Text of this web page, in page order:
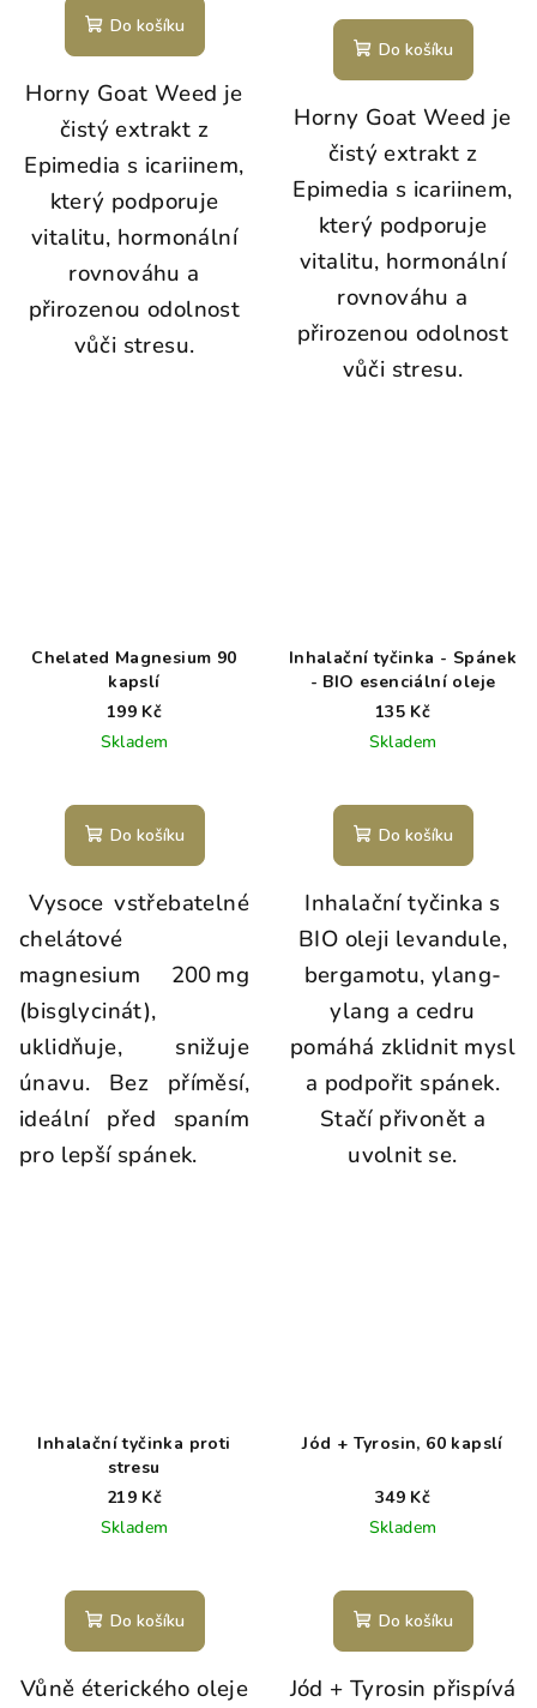
Do košíku
Horny Goat Weed je
čistý extrakt z
Epimedia s icariinem,
který podporuje
vitalitu, hormonální
rovnováhu a
přirozenou odolnost
vůči stresu.
Do košíku
Horny Goat Weed je
čistý extrakt z
Epimedia s icariinem,
který podporuje
vitalitu, hormonální
rovnováhu a
přirozenou odolnost
vůči stresu.
Chelated Magnesium 90
kapslí
199 Kč
Skladem
Do košíku
Vysoce vstřebatelné
chelátové
magnesium 200 mg
(bisglycinát),
uklidňuje, snižuje
únavu. Bez příměsí,
ideální před spaním
pro lepší spánek.
Inhalační tyčinka - Spánek
- BIO esenciální oleje
135 Kč
Skladem
Do košíku
Inhalační tyčinka s
BIO oleji levandule,
bergamotu, ylang-
ylang a cedru
pomáhá zklidnit mysl
a podpořit spánek.
Stačí přivonět a
uvolnit se.
Inhalační tyčinka proti
stresu
219 Kč
Skladem
Do košíku
Vůně éterického oleje
Jód + Tyrosin, 60 kapslí
349 Kč
Skladem
Do košíku
Jód + Tyrosin přispívá